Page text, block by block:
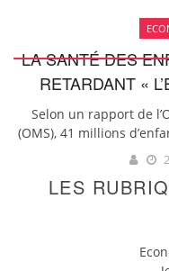
LA SANTÉ DES
RETARDANT «
Selon un rapport de
(OMS), 41 millions
LES